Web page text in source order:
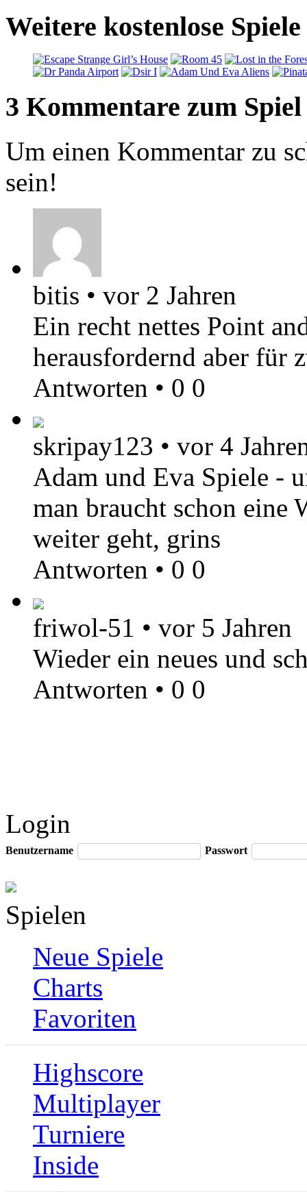
Weitere kostenlose
3 Kommentare zum Spiel
Um einen Kommentar zu
sein!
bitis • vor 2 Jahren
Ein recht nettes Point
herausfordernd aber für
Antworten • 0 0
skripay123 • vor 4
Adam und Eva Spiele -
man braucht schon eine
weiter geht, grins
Antworten • 0 0
friwol-51 • vor 5 Jahren
Wieder ein neues und
Antworten • 0 0
Login
Benutzername Passwort
Spielen
Neue Spiele
Charts
Favoriten
Highscore
Multiplayer
Turniere
Inside